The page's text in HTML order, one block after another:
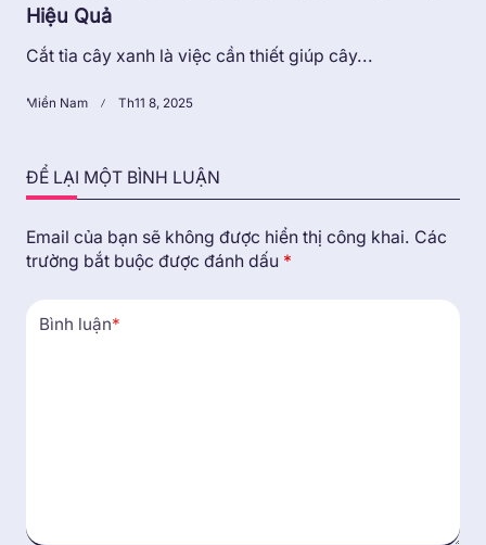
Hiệu Quả
Cắt tỉa cây xanh là việc cần thiết giúp cây...
Miền Nam Th11 8, 2025
ĐỂ LẠI MỘT BÌNH LUẬN
Email của bạn sẽ không được hiển thị công khai. Các
trường bắt buộc được đánh dấu *
Bình luận*